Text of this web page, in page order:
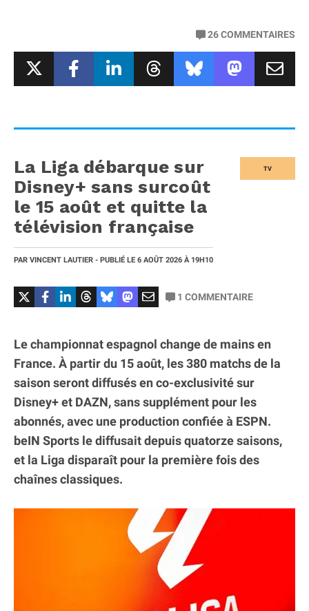
26COMMENTAIRES
TV
La Liga débarque sur
Disney+ sans surcoût
le 15 août et quitte la
télévision française
PAR VINCENT LAUTIER - PUBLIÉ LE 6 AOÛT 2026 À 19H10
1 COMMENTAIRE
Le championnat espagnol change de mains en
France. À partir du 15 août, les 380 matchs de la
saison seront diffusés en co-exclusivité sur
Disney+ et DAZN, sans supplément pour les
abonnés, avec une production confiée à ESPN.
beIN Sports le diffusait depuis quatorze saisons,
et la Liga disparaît pour la première fois des
chaînes classiques.